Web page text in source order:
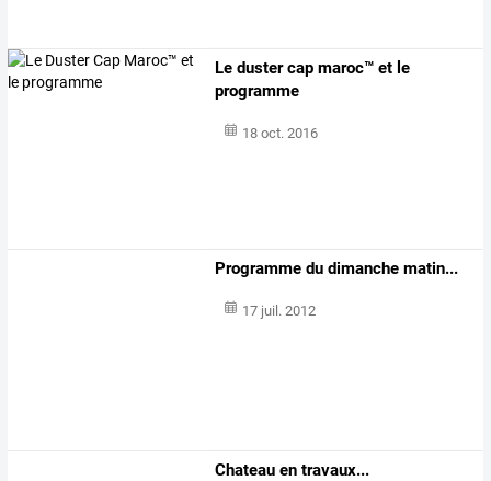
Le duster cap maroc™ et le
programme
18 oct. 2016
Programme du dimanche matin...
17 juil. 2012
Chateau en travaux...